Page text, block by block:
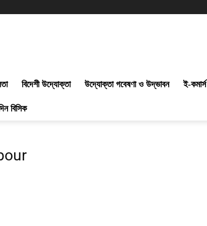
বিদেশী উদ্যোক্তা উদ্যোক্তা গবেষণা ও উদ্ভাবন ই-কমার্স
বিসিক